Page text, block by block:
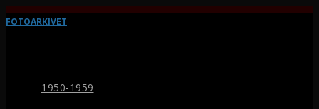
FOTOARKIVET
1950-1959